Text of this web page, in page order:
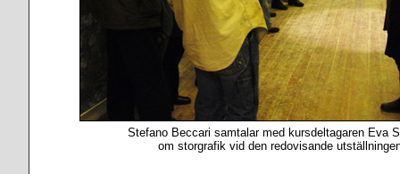
Stefano Beccari samtalar med kursdeltagaren Eva
om storgrafik vid den redovisande